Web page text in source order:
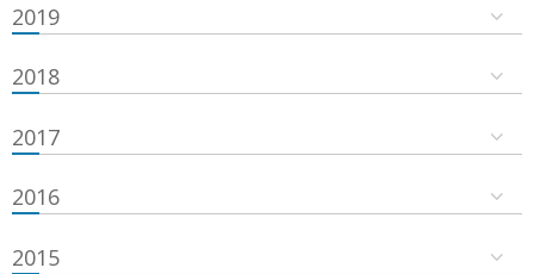
2019
2018
2017
2016
2015